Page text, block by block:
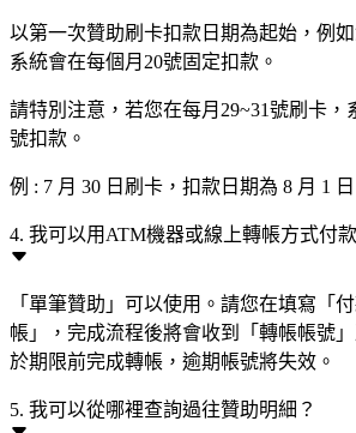
以第一次贊助刷卡扣款日期為起始，例如
系統會在每個月20號固定扣款。
請特別注意，若您在每月29~31號刷卡，
號扣款。
例 : 7 月 30 日刷卡，扣款日期為 8 月 1 日
4. 我可以用ATM機器或線上轉帳方式付
「單筆贊助」可以使用。請您在填寫「
帳」，完成流程後將會收到「轉帳帳號
於期限前完成轉帳，逾期帳號將失效。
5. 我可以從哪裡查詢過往贊助明細？